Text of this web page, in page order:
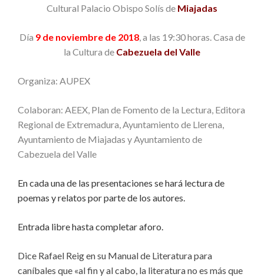
Cultural Palacio Obispo Solís de Miajadas
Día 9 de noviembre de 2018, a las 19:30 horas. Casa de
la Cultura de Cabezuela del Valle
Organiza: AUPEX
Colaboran: AEEX, Plan de Fomento de la Lectura, Editora
Regional de Extremadura, Ayuntamiento de Llerena,
Ayuntamiento de Miajadas y Ayuntamiento de
Cabezuela del Valle
En cada una de las presentaciones se hará lectura de
poemas y relatos por parte de los autores.
Entrada libre hasta completar aforo.
Dice Rafael Reig en su Manual de Literatura para
caníbales que «al fin y al cabo, la literatura no es más que